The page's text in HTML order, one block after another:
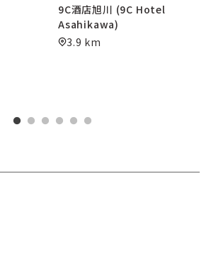
9C酒店旭川 (9C Hotel
Asahikawa)
3.9 km